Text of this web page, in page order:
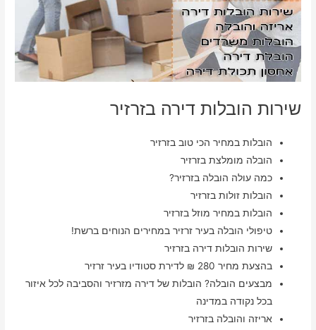
שירות הובלות דירה בזרזיר
הובלות במחיר הכי טוב בזרזיר
הובלה מומלצת בזרזיר
כמה עולה הובלה בזרזיר?
הובלות זולות בזרזיר
הובלות במחיר מוזל בזרזיר
טיפולי הובלה בעיר זרזיר במחירים הנוחים ברשת!
שירות הובלות דירה בזרזיר
בהצעת מחיר 280 ₪ לדירת סטודיו בעיר זרזיר
מבצעים הובלה? הובלות של דירה מזרזיר והסביבה לכל איזור
בכל נקודה במדינה
אריזה והובלה בזרזיר